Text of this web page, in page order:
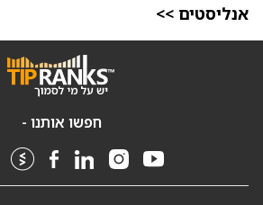
אנליסטים >>
חפשו אותנו -